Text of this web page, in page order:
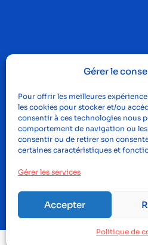
Gérer le
Pour offrir les meilleures
les cookies pour stocker et/ou
consentir à ces technologies nous
comportement de navigation ou
consentir ou de retirer son
certaines caractéristiques et
Gérer les services
Accepter
Politique de